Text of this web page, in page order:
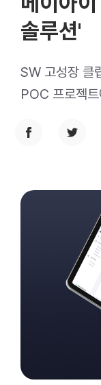
솔루션'
SW 고성장 클
POC 프로젝